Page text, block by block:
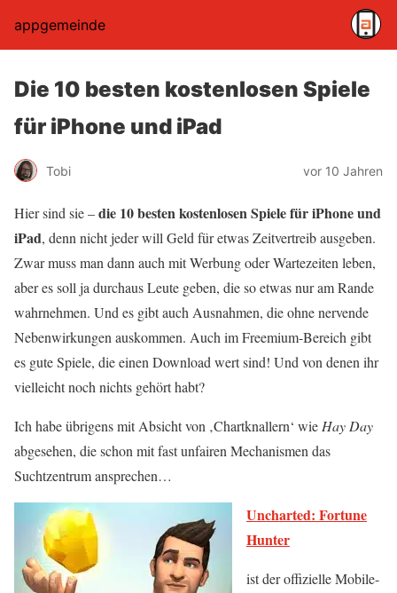
appgemeinde
Die 10 besten kostenlosen Spiele
für iPhone und iPad
Tobi vor 10 Jahren
Hier sind sie –die 10 besten kostenlosen Spiele für iPhone und
iPad, denn nicht jeder will Geld für etwas Zeitvertreib ausgeben.
Zwar muss man dann auch mit Werbung oder Wartezeiten leben,
aber es soll ja durchaus Leute geben, die so etwas nur am Rande
wahrnehmen. Und es gibt auch Ausnahmen, die ohne nervende
Nebenwirkungen auskommen. Auch im Freemium-Bereich gibt
es gute Spiele, die einen Download wert sind! Und von denen ihr
vielleicht noch nichts gehört habt?
Ich habe übrigens mit Absicht von ‚Chartknallern‘ wie Hay Day
abgesehen, die schon mit fast unfairen Mechanismen das
Suchtzentrum ansprechen…
Uncharted: Fortune
Hunter
ist der offizielle Mobile-